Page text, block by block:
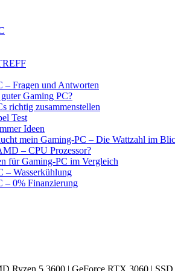
– Fragen und Antworten
Gaming PC?
richtig zusammenstellen
Test
Ideen
mein Gaming-PC – Die Wattzahl im
– CPU Prozessor?
für Gaming-PC im Vergleich
– Wasserkühlung
– 0% Finanzierung
Ryzen 5 3600 | GeForce RTX 3060 | SSD